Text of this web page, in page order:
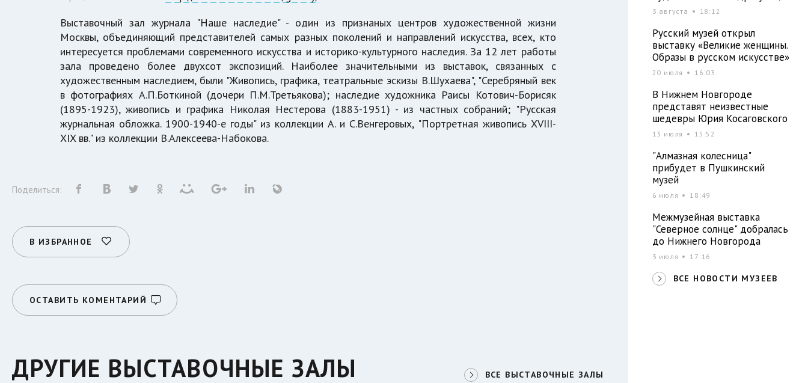
Выставочный зал журнала "Наше наследие" - один из признаных центров художественной жизни
Москвы, объединяющий представителей самых разных поколений и направлений искусства, всех, кто
интересуется проблемами современного искусства и историко-культурного наследия. За 12 лет работы
зала проведено более двухсот экспозиций. Наиболее значительными из выставок, связанных с
художественным наследием, были "Живопись, графика, театральные эскизы В.Шухаева", "Серебряный век
в фотографиях А.П.Боткиной (дочери П.М.Третьякова); наследие художника Раисы Котович-Борисяк
(1895-1923), живопись и графика Николая Нестерова (1883-1951) - из частных собраний; "Русская
журнальная обложка. 1900-1940-е годы" из коллекции А. и С.Венгеровых, "Портретная живопись XVIII-
XIX вв." из коллекции В.Алексеева-Набокова.
Поделиться:
В ИЗБРАННОЕ
ОСТАВИТЬ КОМЕНТАРИЙ
ДРУГИЕ ВЫСТАВОЧНЫЕ ЗАЛЫ ВСЕ ВЫСТАВОЧНЫЕ ЗАЛЫ
3 августа 18:12
Русский музей открыл
выставку «Великие женщины.
Образы в русском искусстве»
20 июля 16:03
В Нижнем Новгороде
представят неизвестные
шедевры Юрия Косаговского
13 июля 15:52
"Алмазная колесница"
прибудет в Пушкинский
музей
6 июля 18:49
Межмузейная выставка
"Северное солнце" добралась
до Нижнего Новгорода
3 июля 17:16
ВСЕ НОВОСТИ МУЗЕЕВ